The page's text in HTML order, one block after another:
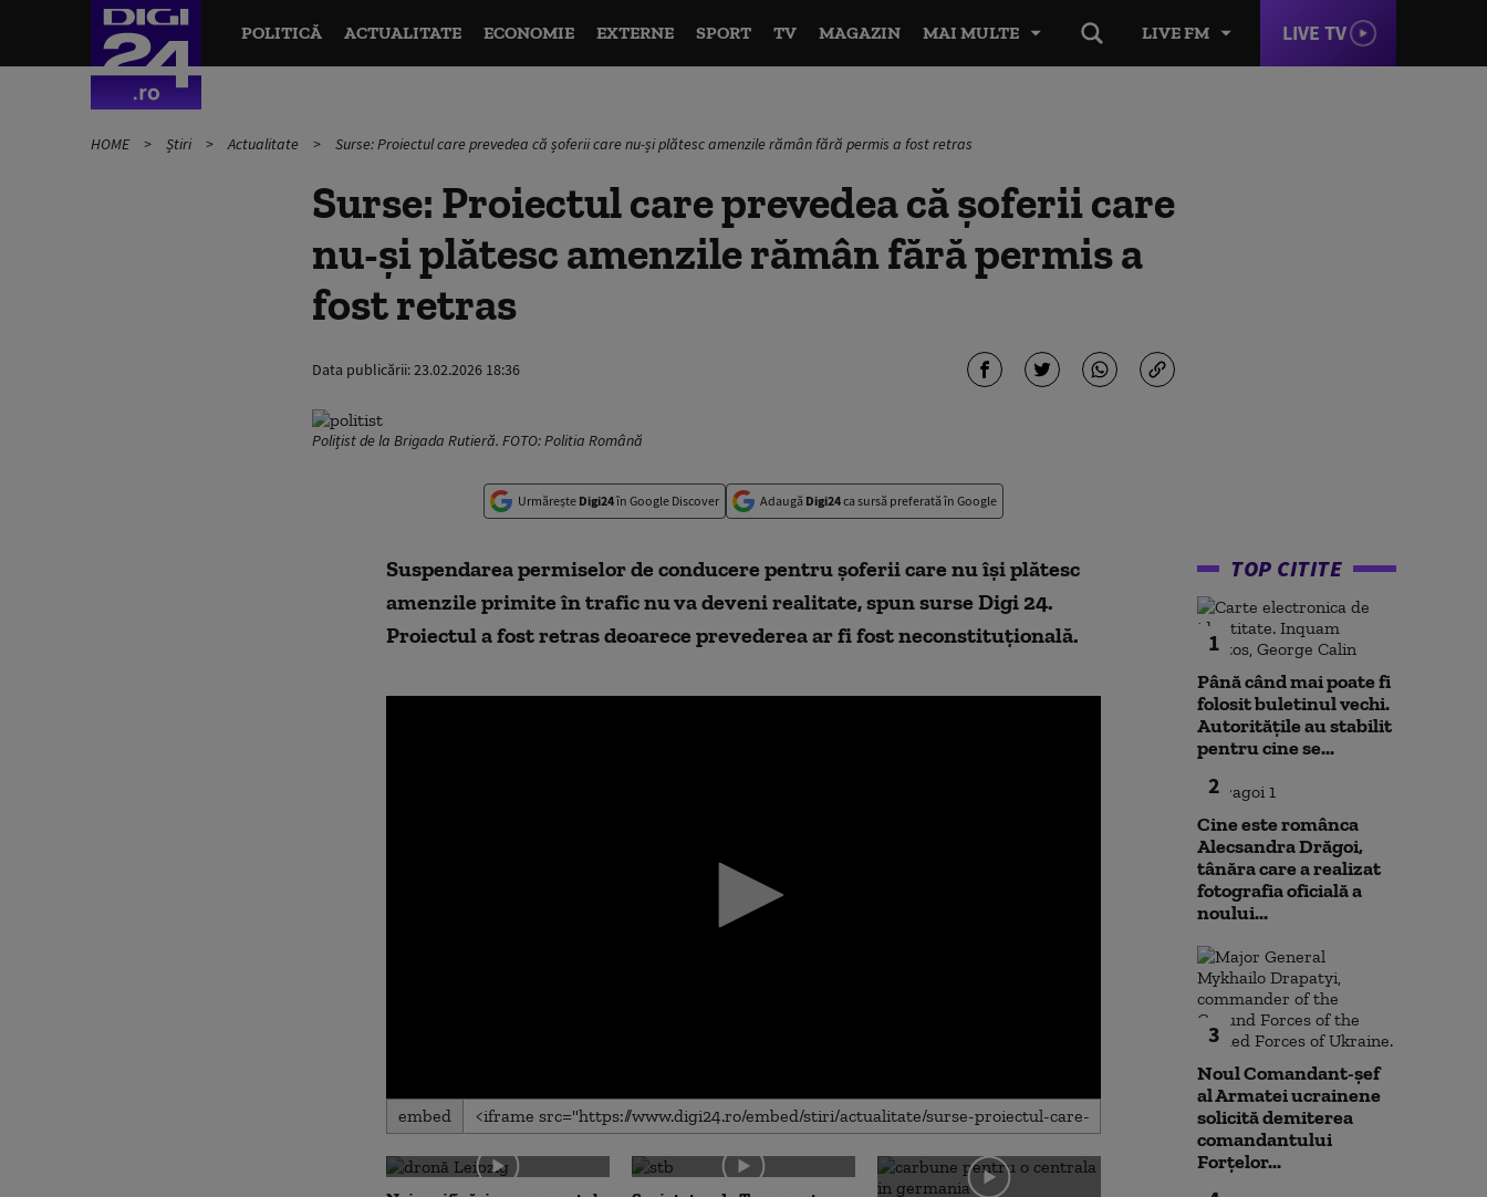
LIVE FM LIVE TV
POLITICĂ ACTUALITATE ECONOMIE EXTERNE SPORT TV MAGAZIN MAI MULTE
HOME Știri Actualitate Surse: Proiectul care prevedea că șoferii care nu-și plătesc amenzile rămân fără permis a fost retras
Surse: Proiectul care prevedea că șoferii care
nu-și plătesc amenzile rămân fără permis a
fost retras
Data publicării:23.02.2026 18:36
Polițist de la Brigada Rutieră. FOTO: Politia Română
Urmărește Digi24în Google Discover Adaugă Digi24ca sursă preferată în Google
Suspendarea permiselor de conducere pentru șoferii care nu își plătesc
amenzile primite în trafic nu va deveni realitate, spun surse Digi 24.
Proiectul a fost retras deoarece prevederea ar fi fost neconstituțională.
0
seconds
0
secondsVolume
embed
TOP CITITE
1
Până când mai poate fi
folosit buletinul vechi.
Autoritățile au stabilit
pentru cine se...
2
Cine este românca
Alecsandra Drăgoi,
tânăra care a realizat
fotografia oficială a
noului...
3
Noul Comandant-șef
al Armatei ucrainene
solicită demiterea
comandantului
Forțelor...